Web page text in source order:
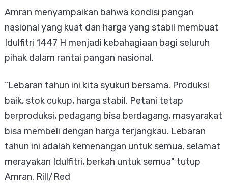
Amran menyampaikan bahwa kondisi pangan
nasional yang kuat dan harga yang stabil membuat
Idulfitri 1447 H menjadi kebahagiaan bagi seluruh
pihak dalam rantai pangan nasional.
“Lebaran tahun ini kita syukuri bersama. Produksi
baik, stok cukup, harga stabil. Petani tetap
berproduksi, pedagang bisa berdagang, masyarakat
bisa membeli dengan harga terjangkau. Lebaran
tahun ini adalah kemenangan untuk semua, selamat
merayakan Idulfitri, berkah untuk semua" tutup
Amran. Rill/Red